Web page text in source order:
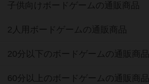
子供向けボードゲームの通販商品
2人用ボードゲームの通販商品
20分以下のボードゲームの通販商品
60分以上のボードゲームの通販商品